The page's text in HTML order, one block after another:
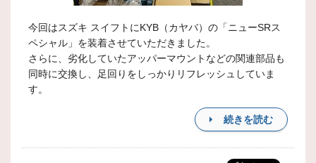
今回はスズキ スイフトにKYB（カヤバ）の「ニューSRス
ペシャル」を装着させていただきました。
さらに、劣化していたアッパーマウントなどの関連部品も
同時に交換し、足回りをしっかりリフレッシュしていま
す。
続きを読む